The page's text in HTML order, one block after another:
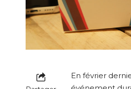
En février